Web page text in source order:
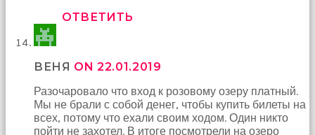
ОТВЕТИТЬ
ВЕНЯ ON 22.01.2019
Разочаровало что вход к розовому озеру платный.
Мы не брали с собой денег, чтобы купить билеты на
всех, потому что ехали своим ходом. Один никто
пойти не захотел. В итоге посмотрели на озеро